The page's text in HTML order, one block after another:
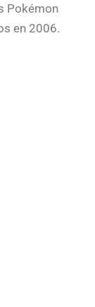
Pokémon
en 2006.